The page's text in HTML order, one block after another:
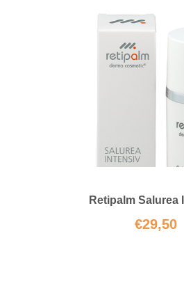
Retipalm Salurea
€29,50